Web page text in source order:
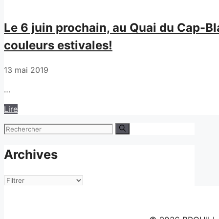
Le 6 juin prochain, au Quai du Cap-
couleurs estivales!
13 mai 2019
…
Lire
Rechercher :
Archives
Archives